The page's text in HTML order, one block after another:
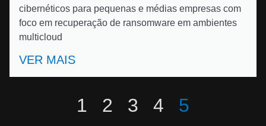
cibernéticos para pequenas e médias empresas com
foco em recuperação de ransomware em ambientes
multicloud
VER MAIS
1 2 3 4 5